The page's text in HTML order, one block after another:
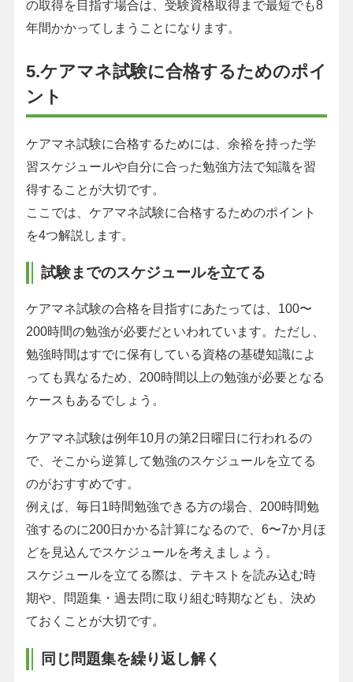
の取得を目指す場合は、受験資格取得まで最短でも8
年間かかってしまうことになります。
5.ケアマネ試験に合格するためのポイ
ント
ケアマネ試験に合格するためには、余裕を持った学
習スケジュールや自分に合った勉強方法で知識を習
得することが大切です。
ここでは、ケアマネ試験に合格するためのポイント
を4つ解説します。
試験までのスケジュールを立てる
ケアマネ試験の合格を目指すにあたっては、100〜
200時間の勉強が必要だといわれています。ただし、
勉強時間はすでに保有している資格の基礎知識によ
っても異なるため、200時間以上の勉強が必要となる
ケースもあるでしょう。
ケアマネ試験は例年10月の第2日曜日に行われるの
で、そこから逆算して勉強のスケジュールを立てる
のがおすすめです。
例えば、毎日1時間勉強できる方の場合、200時間勉
強するのに200日かかる計算になるので、6〜7か月ほ
どを見込んでスケジュールを考えましょう。
スケジュールを立てる際は、テキストを読み込む時
期や、問題集・過去問に取り組む時期なども、決め
ておくことが大切です。
同じ問題集を繰り返し解く